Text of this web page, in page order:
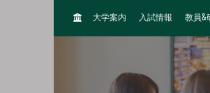
H
大学案内 入試情報 教員&